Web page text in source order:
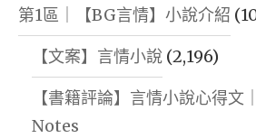
第1區｜【BG言情】小說介紹
【文案】言情小說 (2,196)
【書籍評論】言情小說心得
Notes